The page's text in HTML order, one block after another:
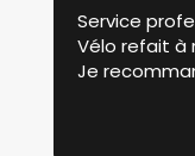
Service
Vélo refait à
Je